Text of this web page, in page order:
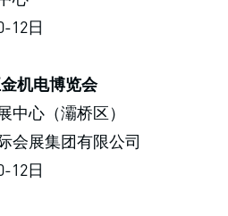
12日
机电博览会
中心（灞桥区）
会展集团有限公司
12日